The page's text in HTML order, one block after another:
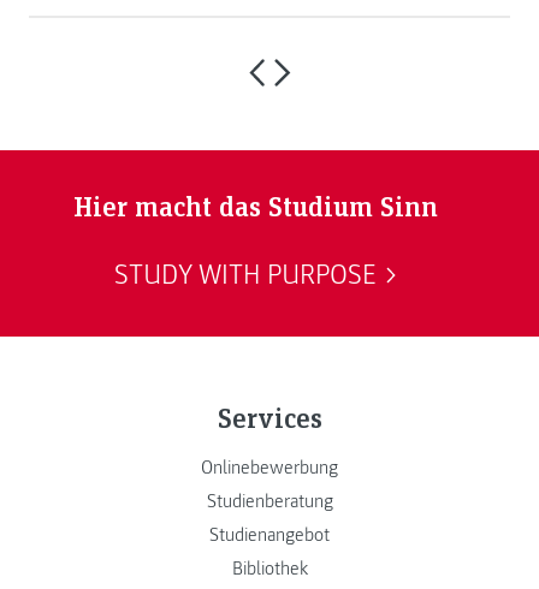
Hier macht das Studium Sinn
STUDY WITH PURPOSE
Services
Onlinebewerbung
Studienberatung
Studienangebot
Bibliothek